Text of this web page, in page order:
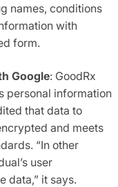
names, conditions
with
form.
Google: GoodRx
personal information
that data to
and meets
“In other
user
data,” it says.